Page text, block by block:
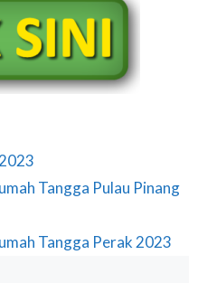
Tangga Pulau Pinang
Tangga Perak 2023